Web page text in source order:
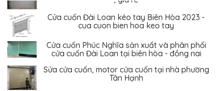
cua cuon bien hoa keo tay
cửa cuốn Đài Loan tại biên hòa - đồng nai
Tân Hạnh